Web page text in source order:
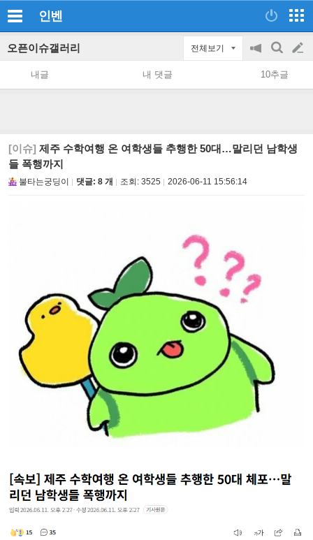
인벤
오픈이슈갤러리 전체보기
공
지
on/off
검
색
글
쓰
내글 내 댓글 10추글
[이슈] 제주 수학여행 온 여학생들 추행한 50대…말리던 남학생
들 폭행까지
불타는궁딩이 댓글: 8 개 조회: 3525 2026-06-11 15:56:14